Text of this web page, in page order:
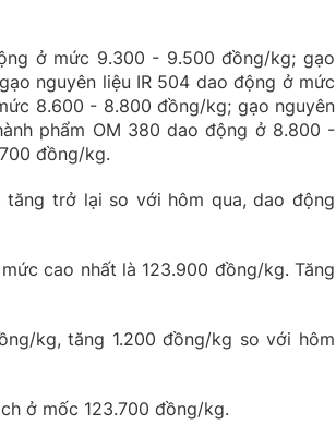
ở mức 9.300 - 9.500 đồng/kg; gạo
nguyên liệu IR 504 dao động ở mức
8.600 - 8.800 đồng/kg; gạo nguyên
phẩm OM 380 dao động ở 8.800 -
đồng/kg.
trở lại so với hôm qua, dao động
cao nhất là 123.900 đồng/kg. Tăng
kg, tăng 1.200 đồng/kg so với hôm
ở mốc 123.700 đồng/kg.